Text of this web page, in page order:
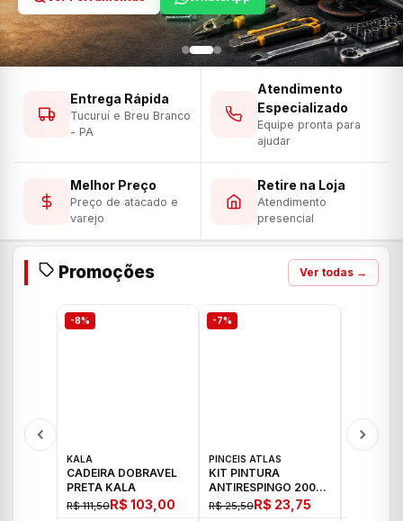
Entrega Rápida
Tucuruí e Breu Branco
- PA
Atendimento
Especializado
Equipe pronta para
ajudar
Melhor Preço
Preço de atacado e
varejo
Retire na Loja
Atendimento
presencial
Promoções Ver todas →
-8%
KALA
CADEIRA DOBRAVEL
PRETA KALA
R$ 111,50R$ 103,00
-7%
PINCEIS ATLAS
KIT PINTURA
ANTIRESPINGO 2003
ATLAS 03 PCS
R$ 25,50R$ 23,75